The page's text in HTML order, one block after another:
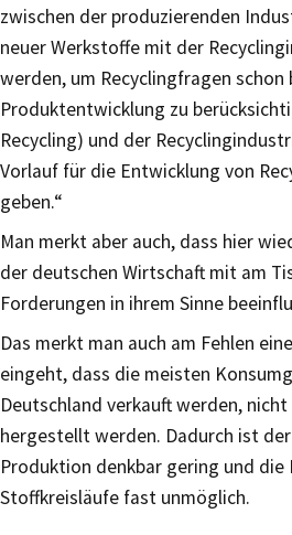
zwischen der produzierenden
neuer Werkstoffe mit der
werden, um Recyclingfragen schon
Produktentwicklung zu
Recycling) und der
Vorlauf für die Entwicklung von
geben.“
Man merkt aber auch, dass hier
der deutschen Wirtschaft mit am
Forderungen in ihrem Sinne
Das merkt man auch am Fehlen
eingeht, dass die meisten
Deutschland verkauft werden,
hergestellt werden. Dadurch ist
Produktion denkbar gering und
Stoffkreisläufe fast unmöglich.